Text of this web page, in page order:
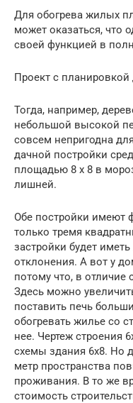
Для обогрева жилых
может оказаться, что
своей функцией в
Проект с
Тогда, например,
небольшой высокой
совсем непригодна
дачной постройки
площадью 8 х 8 в
лишней.
Обе постройки имеют
только тремя
застройки будет
отклонения. А вот у
потому что, в отличие
Здесь можно
поставить печь
обогревать жилье со
нее. Чертеж строения
схемы здания 6х8. Но
метр пространства
проживания. В то же
стоимость